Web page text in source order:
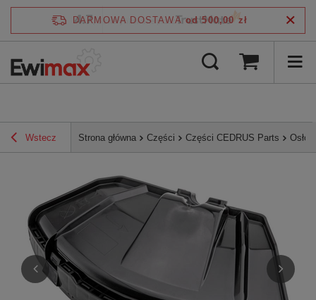
DARMOWA DOSTAWA od 500,00 zł
Wstecz Strona główna Części Części CEDRUS Parts
4.7/5 zweryfikowane przez